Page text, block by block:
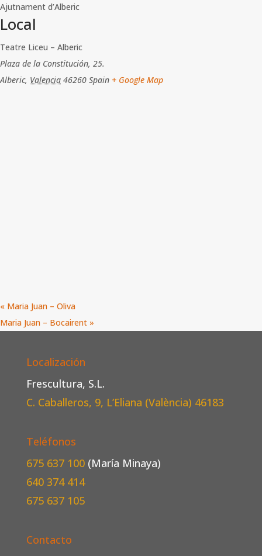
Ajutnament d’Alberic
Local
Teatre Liceu – Alberic
Plaza de la Constitución, 25.
Alberic, Valencia 46260 Spain + Google Map
« Maria Juan – Oliva
Maria Juan – Bocairent »
Localización
Frescultura, S.L.
C. Caballeros, 9, L’Eliana (València) 46183
Teléfonos
675 637 100 (María Minaya)
640 374 414
675 637 105
Contacto